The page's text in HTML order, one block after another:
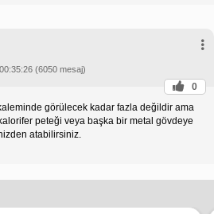
(6050 mesaj)
0
görülecek kadar fazla değildir ama
peteği veya başka bir metal gövdeye
atabilirsiniz.